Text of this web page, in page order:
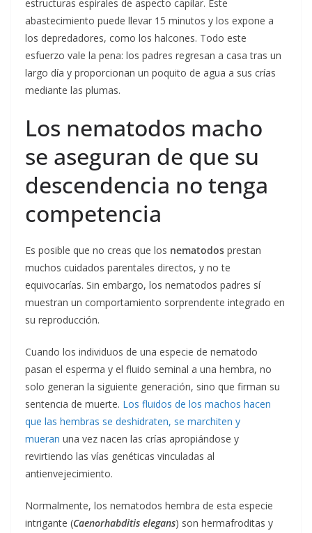
estructuras espirales de aspecto capilar. Este
abastecimiento puede llevar 15 minutos y los expone a
los depredadores, como los halcones. Todo este
esfuerzo vale la pena: los padres regresan a casa tras un
largo día y proporcionan un poquito de agua a sus crías
mediante las plumas.
Los nematodos macho
se aseguran de que su
descendencia no tenga
competencia
Es posible que no creas que los nematodos prestan
muchos cuidados parentales directos, y no te
equivocarías. Sin embargo, los nematodos padres sí
muestran un comportamiento sorprendente integrado en
su reproducción.
Cuando los individuos de una especie de nematodo
pasan el esperma y el fluido seminal a una hembra, no
solo generan la siguiente generación, sino que firman su
sentencia de muerte. Los fluidos de los machos hacen
que las hembras se deshidraten, se marchiten y
mueran una vez nacen las crías apropiándose y
revirtiendo las vías genéticas vinculadas al
antienvejecimiento.
Normalmente, los nematodos hembra de esta especie
intrigante (Caenorhabditis elegans) son hermafroditas y